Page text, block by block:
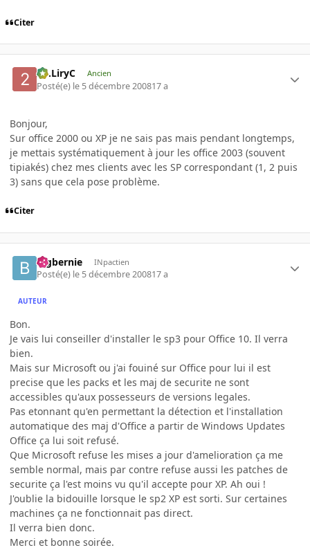
Citer
2C.LiryC Ancien
Posté(e) le 5 décembre 200817 a
Bonjour,
Sur office 2000 ou XP je ne sais pas mais pendant longtemps,
je mettais systématiquement à jour les office 2003 (souvent
tipiakés) chez mes clients avec les SP correspondant (1, 2 puis
3) sans que cela pose problème.
Citer
bigbernie INpactien
Posté(e) le 5 décembre 200817 a
AUTEUR
Bon.
Je vais lui conseiller d'installer le sp3 pour Office 10. Il verra
bien.
Mais sur Microsoft ou j'ai fouiné sur Office pour lui il est
precise que les packs et les maj de securite ne sont
accessibles qu'aux possesseurs de versions legales.
Pas etonnant qu'en permettant la détection et l'installation
automatique des maj d'Office a partir de Windows Updates
Office ça lui soit refusé.
Que Microsoft refuse les mises a jour d'amelioration ça me
semble normal, mais par contre refuse aussi les patches de
securite ça l'est moins vu qu'il accepte pour XP. Ah oui !
J'oublie la bidouille lorsque le sp2 XP est sorti. Sur certaines
machines ça ne fonctionnait pas direct.
Il verra bien donc.
Merci et bonne soirée.